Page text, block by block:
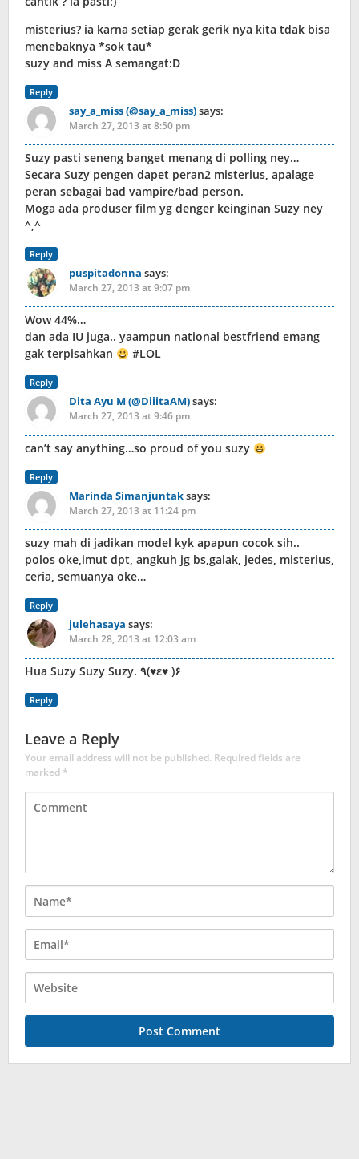
misterius? ia karna setiap gerak gerik nya kita tdak bisa
menebaknya *sok tau*
suzy and miss A semangat:D
Reply
say_a_miss (@say_a_miss)says:
March 27, 2013 at 8:50 pm
Suzy pasti seneng banget menang di polling ney…
Secara Suzy pengen dapet peran2 misterius, apalage
peran sebagai bad vampire/bad person.
Moga ada produser film yg denger keinginan Suzy ney
^,^
Reply
puspitadonna says:
March 27, 2013 at 9:07 pm
Wow 44%…
dan ada IU juga.. yaampun national bestfriend emang
gak terpisahkan
#LOL
Reply
Dita Ayu M (@DiiitaAM)says:
March 27, 2013 at 9:46 pm
can’t say anything…so proud of you suzy
Reply
Marinda Simanjuntaksays:
March 27, 2013 at 11:24 pm
suzy mah di jadikan model kyk apapun cocok sih..
polos oke,imut dpt, angkuh jg bs,galak, jedes, misterius,
ceria, semuanya oke…
Reply
julehasaya says:
March 28, 2013 at 12:03 am
Hua Suzy Suzy Suzy. ٩(♥ε♥ )۶
Reply
Leave a Reply
Your email address will not be published. Required fields are
marked*